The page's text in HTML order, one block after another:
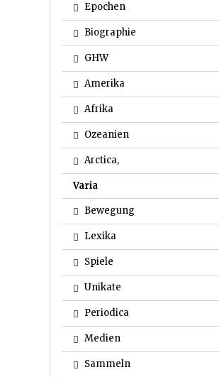
Epochen
Biographie
GHW
Amerika
Afrika
Ozeanien
Arctica,
Varia
Bewegung
Lexika
Spiele
Unikate
Periodica
Medien
Sammeln